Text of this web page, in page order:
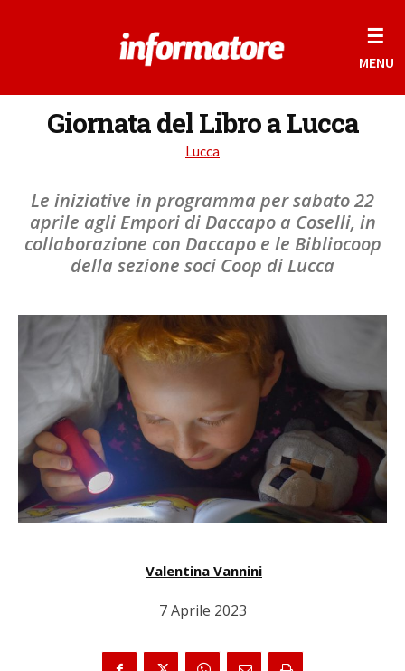
☰
MENU
Giornata del Libro a Lucca
Lucca
Le iniziative in programma per sabato 22
aprile agli Empori di Daccapo a Coselli, in
collaborazione con Daccapo e le Bibliocoop
della sezione soci Coop di Lucca
Valentina Vannini
7 Aprile 2023